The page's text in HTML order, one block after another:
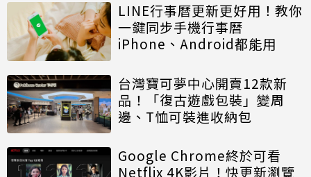
LINE行事曆更新更好用！教你
一鍵同步手機行事曆
iPhone、Android都能用
台灣寶可夢中心開賣12款新
品！「復古遊戲包裝」變周
邊、T恤可裝進收納包
Google Chrome終於可看
Netflix 4K影片！快更新瀏覽